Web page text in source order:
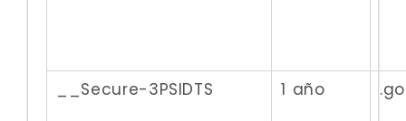
__Secure-3PSIDTS 1 año